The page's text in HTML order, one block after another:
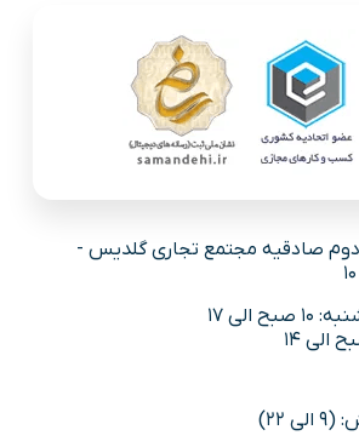
دوم صادقیه مجتمع تجاری گلدیس -
الی 17
22)